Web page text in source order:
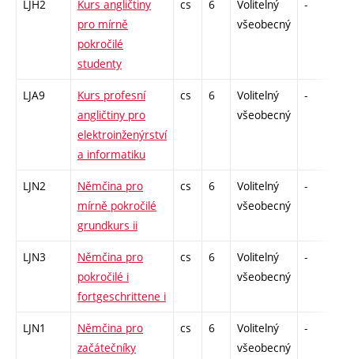
LJH2
Kurs angličtiny
pro mírně
pokročilé
studenty
cs 6
Volitelný
všeobecný
-
LJA9
Kurs profesní
angličtiny pro
elektroinženýrství
a informatiku
cs 6
Volitelný
všeobecný
-
LJN2
Němčina pro
mírně pokročilé
grundkurs ii
cs 6
Volitelný
všeobecný
-
LJN3
Němčina pro
pokročilé i
fortgeschrittene i
cs 6
Volitelný
všeobecný
-
LJN1
Němčina pro
začátečníky
cs 6
Volitelný
všeobecný
-